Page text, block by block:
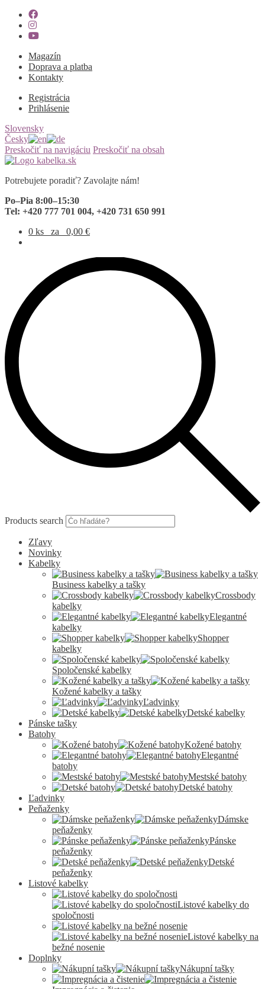
Magazín
Doprava a platba
Kontakty
Registrácia
Prihlásenie
Slovensky
Česky
Preskočiť na navigáciu Preskočiť na obsah
Potrebujete poradiť? Zavolajte nám!
Po–Pia 8:00–15:30
Tel: +420 777 701 004, +420 731 650 991
0 ks
za 0,00 €
Products search
Zľavy
Novinky
Kabelky
Business kabelky a tašky
Crossbody
kabelky
Elegantné
kabelky
Shopper
kabelky
Spoločenské kabelky
Kožené kabelky a tašky
Ľadvinky
Detské kabelky
Pánske tašky
Batohy
Kožené batohy
Elegantné
batohy
Mestské batohy
Detské batohy
Ľadvinky
Peňaženky
Dámske
peňaženky
Pánske
peňaženky
Detské
peňaženky
Listové kabelky
Listové kabelky do
spoločnosti
Listové kabelky na
bežné nosenie
Doplnky
Nákupní tašky